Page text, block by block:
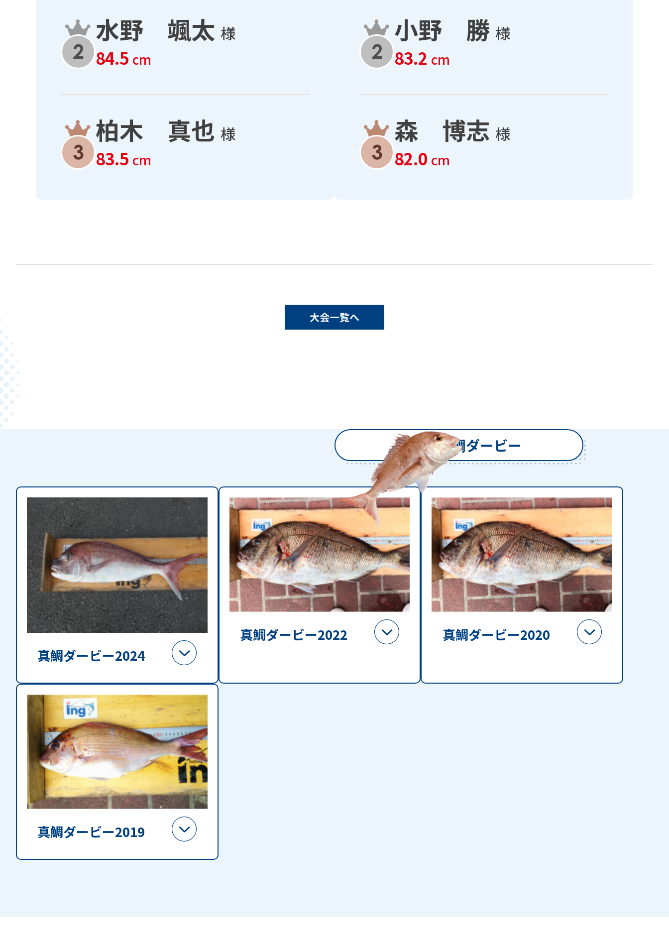
水野 颯太 様
84.5 cm
柏木 真也 様
83.5 cm
小野 勝 様
83.2 cm
森 博志 様
82.0 cm
大会一覧へ
過去の真鯛ダービー
真鯛ダービー2024
真鯛ダービー2022 真鯛ダービー2020
真鯛ダービー2019